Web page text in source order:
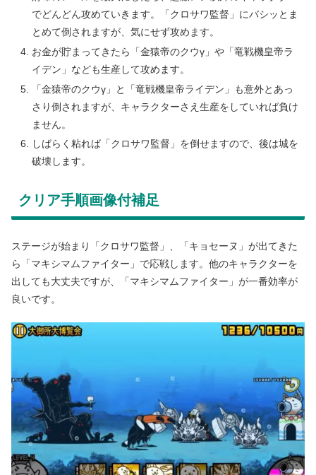
でどんどん攻めていきます。「クロサワ監督」にバシッとま
とめて倒されますが、気にせず攻めます。
お金が貯まってきたら「金猿帝のクウγ」や「竜戦機皇帝ラ
イデン」なども生産して攻めます。
「金猿帝のクウγ」と「竜戦機皇帝ライデン」も意外とあっ
さり倒されますが、キャラクターさえ生産をしていれば負け
ません。
しばらく粘れば「クロサワ監督」を倒せますので、後は城を
破壊します。
クリア手順画像付補足
ステージが始まり「クロサワ監督」、「キョセーヌ」が出てきた
ら「マキシマムファイター」で応戦します。他のキャラクターを
出しても大丈夫ですが、「マキシマムファイター」が一番効率が
良いです。